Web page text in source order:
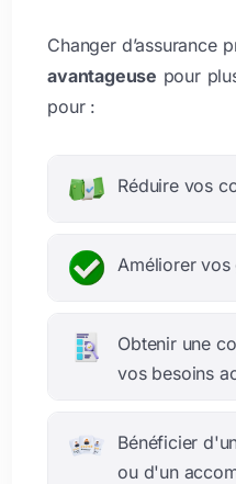
Changer d’assurance
avantageuse pour
pour :
Réduire vos
Améliorer vos
Obtenir une
vos besoins
Bénéficier
ou d'un